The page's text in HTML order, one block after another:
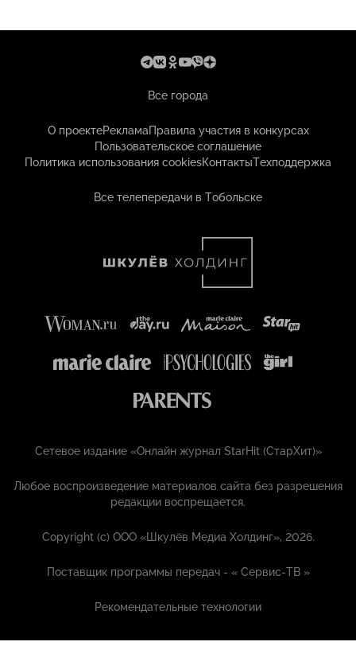
Все города
О проектеРекламаПравила участия в конкурсах
Пользовательское соглашение
Политика использования cookiesКонтактыТехподдержка
Все телепередачи в Тобольске
Сетевое издание «Онлайн журнал StarHit (СтарХит)»
Любое воспроизведение материалов сайта без разрешения
редакции воспрещается.
Copyright (с) ООО «Шкулёв Медиа Холдинг», 2026.
Поставщик программы передач - «Сервис-ТВ »
Рекомендательные технологии